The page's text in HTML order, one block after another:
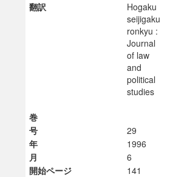
翻訳
Hogaku
seijigaku
ronkyu :
Journal
of law
and
political
studies
巻
号
29
年
1996
月
6
開始ページ
141